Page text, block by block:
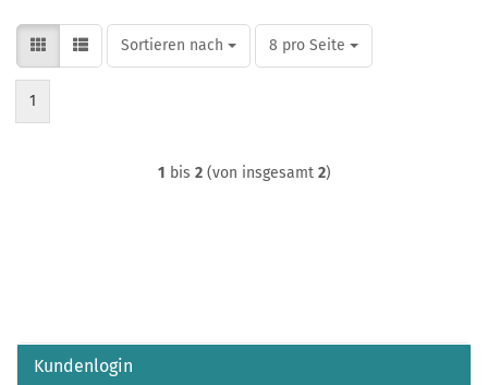
Sortieren nach
Sortieren nach 8 pro Seite
pro Seite
1
1 bis 2(von insgesamt 2)
Kundenlogin